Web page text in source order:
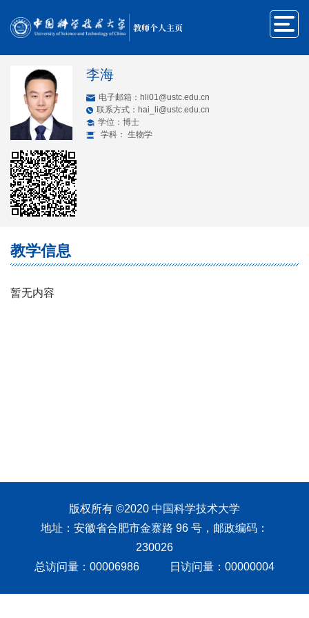
教师个人主页
李海
电子邮箱： hli01@ustc.edu.cn
联系方式：hai_li@ustc.edu.cn
学位：博士
学科： 生物学
教学信息
暂无内容
版权所有 ©2020 中国科学技术大学
地址：安徽省合肥市金寨路 96 号，邮政编码：
230026
总访问量： 00006986 日访问量： 00000004